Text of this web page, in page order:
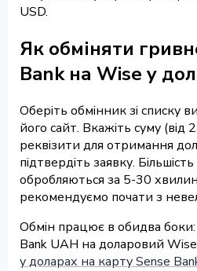
USD.
Як обміняти
Bank на Wise у
Оберіть обмінник зі списку
його сайт. Вкажіть суму (від
реквізити для отримання
підтвердіть заявку.
обробляються за 5-30
рекомендуємо почати з
Обмін працює в обидва
Bank UAH на доларовий
у доларах на карту Sense